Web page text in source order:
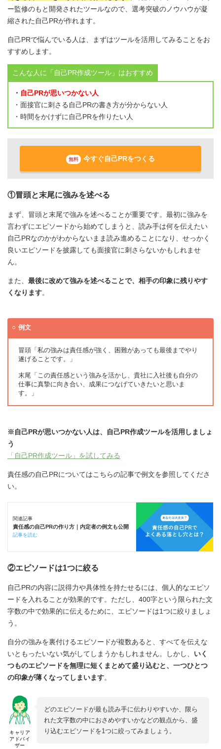
ー監修のもと開発されたツールなので、選考突破のノウハウが凝
縮された自己PRが作れます。
自己PRで悩んでいる人は、まずはツールを活用してみることをお
すすめします。
こんな人に「自己PR作成ツール」はおすすめ
・ 自己PRが思いつかない人
・面接官に刺さる自己PRの書き方が分からない人
・時間をかけずに自己PRを作りたい人
無料 今すぐ自己PRをつくる
①冒頭と末尾に強みを述べる
まず、冒頭と末尾で強みを述べることが重要です。最初に強みを
言わずにエピソードから始めてしまうと、読み手は何を伝えたい
自己PRなのかがわからないまま読み進めることになり、せっかく
良いエピソードを披露しても面接官に刺さらないかもしれませ
ん。
また、 最後に改めて強みを述べることで、相手の印象に残りやす
くなります。
例文
冒頭「私の強みは責任感が強く、困難があっても最後までやり
遂げることです。」
末尾「この責任感という強みを活かし、貴社に入社後も自分の
仕事に真摯に向き合い、成果につなげていきたいと思いま
す。」
※自己PRが思いつかない人は、自己PR作成ツールを活用しましょ
う
「自己PR作成ツール」を試してみる
責任感の自己PRについてはこちらの記事で例文を参照してくださ
い。
関連記事
責任感の自己PRの作り方｜内定者の例文も公開
記事を読む
②エピソードは1つに絞る
自己PRの内容に説得力や具体性を持たせるには、個人的なエピソ
ードを入れることが効果的です。ただし、400字という限られた文
字数の中で効果的に伝えるために、エピソードは1つに絞りましょ
う。
自分の強みを裏付けるエピソードが複数あると、すべてを伝えな
いともったいない気がしてしまうかもしれません。しかし、 いく
つものエピソードを無理に短くまとめて盛り込むと、一つひとつ
の印象が薄くなってしまいます。
キャリア
アドバイ
ザー
どのエピソードが最も読み手に伝わりやすいか、限ら
れた文字数の中におさめやすいかなどの観点から、盛
り込むエピソードを1つに絞ってみましょう。